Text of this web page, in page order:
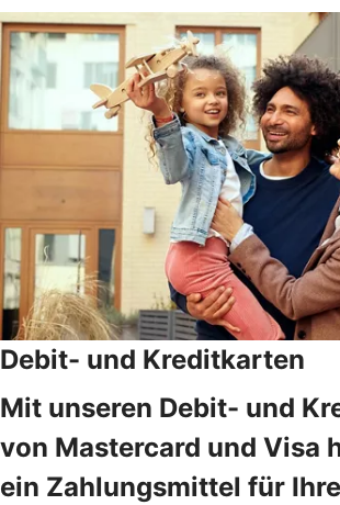
Debit- und Kreditkarten
Mit unseren Debit- und
von Mastercard und Visa
ein Zahlungsmittel für